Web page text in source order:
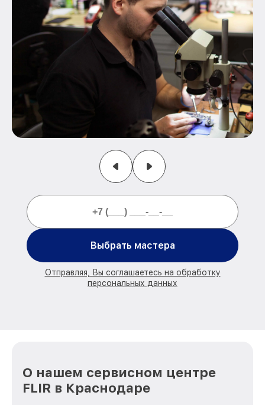
Выбрать мастера
Отправляя, Вы соглашаетесь на обработку
персональных данных
О нашем сервисном центре
FLIR в Краснодаре